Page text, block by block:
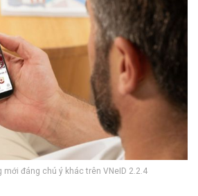
mới đáng chú ý khác trên VNeID 2.2.4